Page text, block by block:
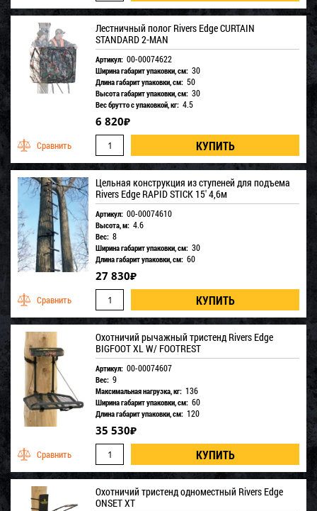
Лестничный полог Rivers Edge CURTAIN
STANDARD 2-MAN
Артикул: 00-00074622
Ширина габарит упаковки, см: 30
Длина габарит упаковки, см: 50
Высота габарит упаковки, см: 30
Вес брутто с упаковкой, кг: 4.5
6 820₽
Цельная конструкция из ступеней для подъема
Rivers Edge RAPID STICK 15' 4,6м
Артикул: 00-00074610
Высота, м: 4.6
Вес: 8
Ширина габарит упаковки, см: 30
Длина габарит упаковки, см: 60
27 830₽
Охотничий рычажный тристенд Rivers Edge
BIGFOOT XL W/ FOOTREST
Артикул: 00-00074607
Вес: 9
Максимальная нагрузка, кг: 136
Ширина габарит упаковки, см: 60
Длина габарит упаковки, см: 120
35 530₽
Охотничий тристенд одноместный Rivers Edge
ONSET XT